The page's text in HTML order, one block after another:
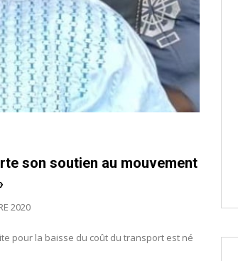
son soutien au mouvement
2020
pour la baisse du coût du transport est né